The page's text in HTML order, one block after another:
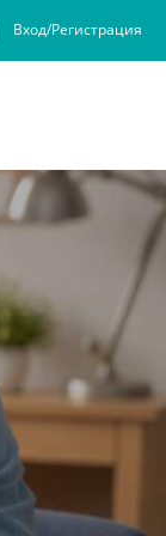
Вход/Регистрация